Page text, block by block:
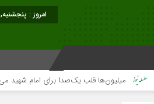
امروز : پنجشنبه, ۱۵ مرداد , ۱۴۰۵
میلیون‌ها قلب یک‌صدا برای امام شهید می‌تپد